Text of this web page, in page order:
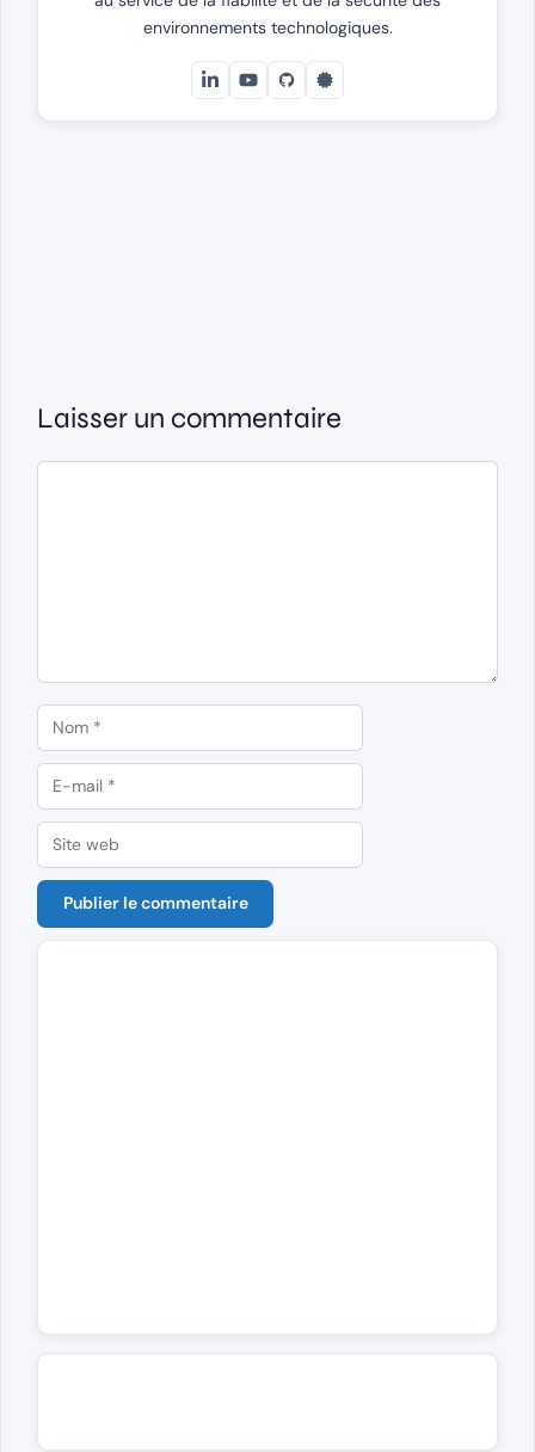
environnements technologiques.
Laisser un commentaire
Commentaire
Nom
E-
mail
Site
web